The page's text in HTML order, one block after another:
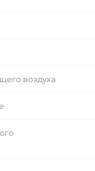
воздуха